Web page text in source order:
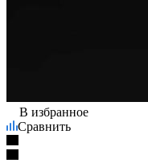
В избранное
Сравнить